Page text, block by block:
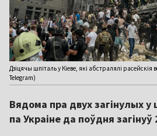
Дзіцячы шпіталь у Кіеве, які абстралялі
Telegram)
Вядома пра двух загінулых у
па Украіне да поўдня